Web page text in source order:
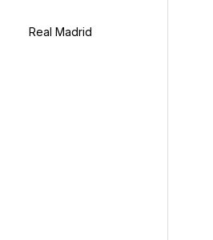
Real Madrid